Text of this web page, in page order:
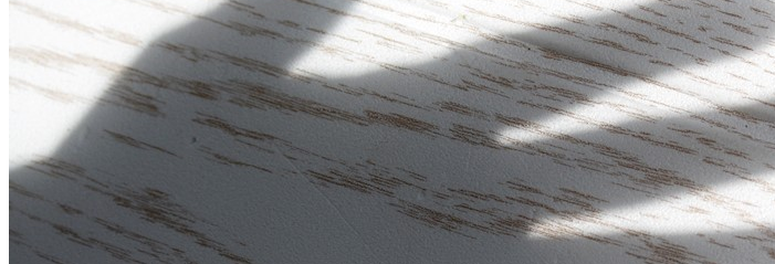
Florales
Menschen
Stadt und Land
Weitere Fotoblogs
Über mich
Impressum
Datenschutz
Suche